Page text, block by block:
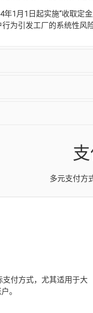
1月1日起实施“收取定
为引发工厂的系统性风险
多元支付方
付方式，尤其适用于大
。